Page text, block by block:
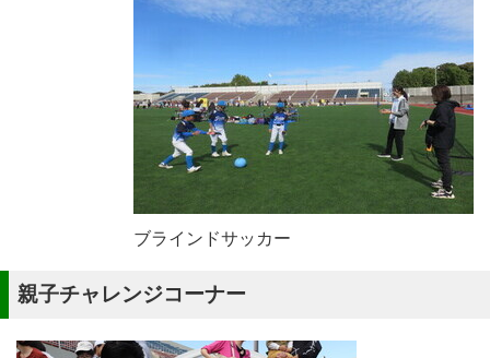
ブラインドサッカー
親子チャレンジコーナー